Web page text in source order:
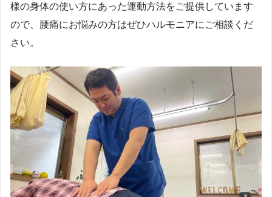
様の身体の使い方にあった運動方法をご提供しています
ので、腰痛にお悩みの方はぜひハルモニアにご相談くだ
さい。